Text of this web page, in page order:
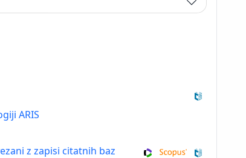
ARIS
z zapisi citatnih baz